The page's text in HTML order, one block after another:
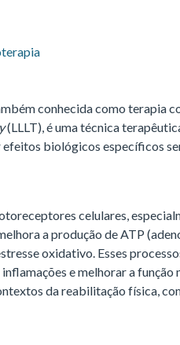
conhecida como terapia
(LLLT), é uma técnica
biológicos específicos
celulares,
a produção de ATP
oxidativo. Esses
e melhorar a função
da reabilitação física,